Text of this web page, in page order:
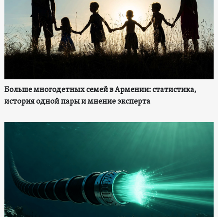
Больше многодетных семей в Армении: статистика,
история одной пары и мнение эксперта